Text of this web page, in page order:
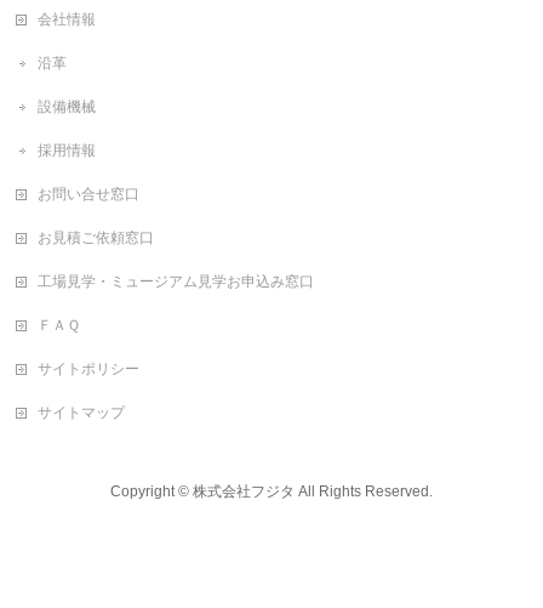
会社情報
沿革
設備機械
採用情報
お問い合せ窓口
お見積ご依頼窓口
工場見学・ミュージアム見学お申込み窓口
ＦＡＱ
サイトポリシー
サイトマップ
Copyright © 株式会社フジタ All Rights Reserved.